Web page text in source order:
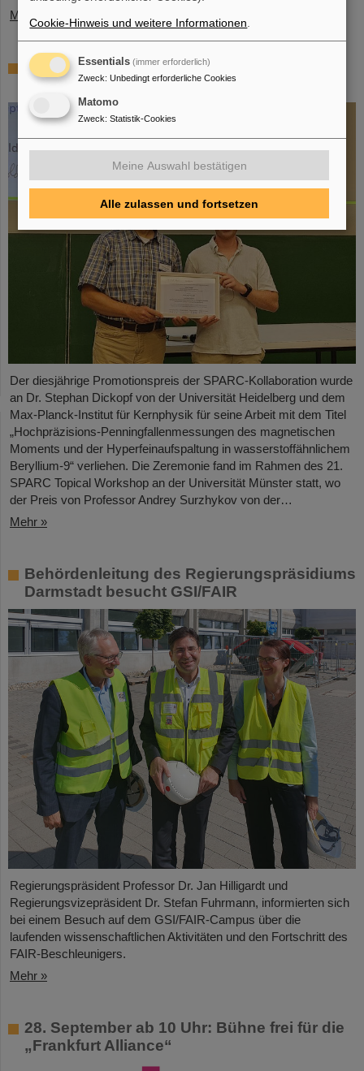
Mehr »
SPARC-Promotionspreis 2024 geht an Dr.
Stefan Dickopf
Der diesjährige Promotionspreis der SPARC-Kollaboration wurde
an Dr. Stephan Dickopf von der Universität Heidelberg und dem
Max-Planck-Institut für Kernphysik für seine Arbeit mit dem Titel
„Hochpräzisions-Penningfallenmessungen des magnetischen
Moments und der Hyperfeinaufspaltung in wasserstoffähnlichem
Beryllium-9“ verliehen. Die Zeremonie fand im Rahmen des 21.
SPARC Topical Workshop an der Universität Münster statt, wo
der Preis von Professor Andrey Surzhykov von der…
Mehr »
Behördenleitung des Regierungspräsidiums
Darmstadt besucht GSI/FAIR
Regierungspräsident Professor Dr. Jan Hilligardt und
Regierungsvizepräsident Dr. Stefan Fuhrmann, informierten sich
bei einem Besuch auf dem GSI/FAIR-Campus über die
laufenden wissenschaftlichen Aktivitäten und den Fortschritt des
FAIR-Beschleunigers.
Mehr »
28. September ab 10 Uhr: Bühne frei für die
„Frankfurt Alliance“
Cookie-Hinweis und weitere Informationen
Essentials (immer erforderlich)
Zweck: Unbedingt erforderliche Cookies
Matomo
Zweck: Statistik-Cookies
Meine Auswahl bestätigen
Alle zulassen und fortsetzen